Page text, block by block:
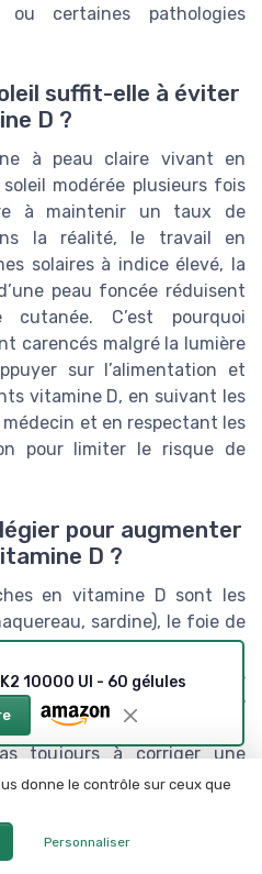
ou certaines pathologies
suffit-elle à éviter
D ?
à peau claire vivant en
modérée plusieurs fois
à maintenir un taux de
la réalité, le travail en
solaires à indice élevé, la
peau foncée réduisent
C’est pourquoi
carencés malgré la lumière
sur l’alimentation et
vitamine D, en suivant les
et en respectant les
pour limiter le risque de
pour augmenter
D ?
en vitamine D sont les
sardine), le foie de
enrichis en vitamine D,
enrichies. Ces
D contribuent à la santé
fois vitamine D et calcium,
toujours à corriger une
donc être intégrés dans
en complément d’une
soleil et, si besoin, d’une
D encadrée par un
10000 UI - 60 gélules
donne le contrôle sur ceux que
Personnaliser